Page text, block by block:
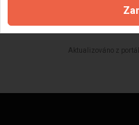
Aktualizováno z